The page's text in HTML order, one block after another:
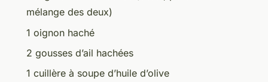
mélange des deux)
1 oignon haché
2 gousses d’ail hachées
1 cuillère à soupe d’huile d’olive